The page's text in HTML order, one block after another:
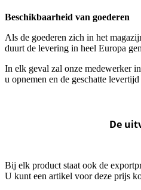
Beschikbaarheid van goederen
Als de goederen zich in het
duurt de levering in heel Europa
In elk geval zal onze medewerker
u opnemen en de geschatte
De
Bij elk product staat ook de
U kunt een artikel voor deze prijs